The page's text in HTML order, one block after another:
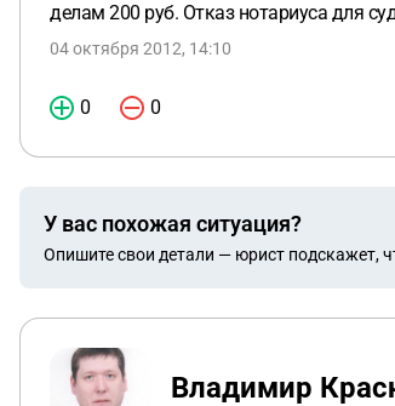
делам 200 руб. Отказ нотариуса для
04 октября 2012, 14:10
0 0
У вас похожая ситуация?
Опишите свои детали — юрист подскажет,
Владимир